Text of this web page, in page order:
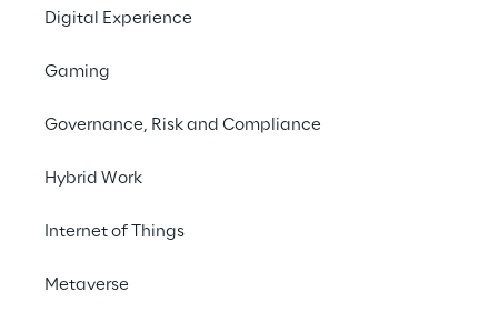
Digital Experience
Gaming
Governance, Risk and Compliance
Hybrid Work
Internet of Things
Metaverse
ARTICLE